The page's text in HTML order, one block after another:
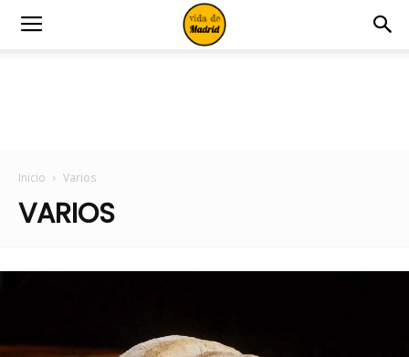
Inicio Varios
VARIOS